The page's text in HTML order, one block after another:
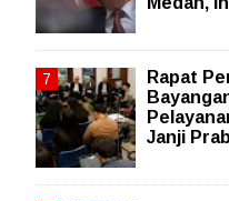
Rapat
Janji